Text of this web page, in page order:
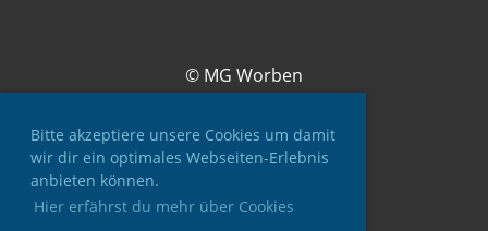
Bitte akzeptiere unsere Cookies um damit
wir dir ein optimales Webseiten-Erlebnis
anbieten können.
Hier erfährst du mehr über Cookies
© MG Worben
Impressum